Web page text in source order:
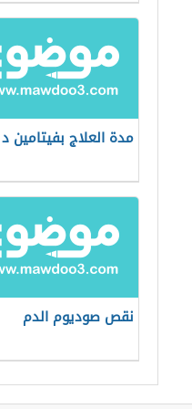
مدة العلاج بفيتامين د
نقص صوديوم الدم